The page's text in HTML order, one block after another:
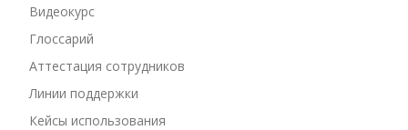
Видеокурс
Глоссарий
Аттестация сотрудников
Линии поддержки
Кейсы использования